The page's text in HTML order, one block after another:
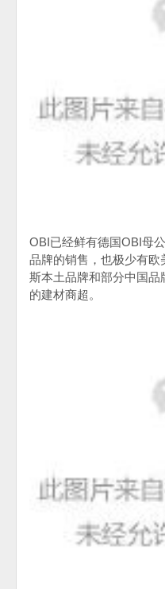
OBI已经鲜有德国OBI母
品牌的销售，也极少有欧
斯本土品牌和部分中国品
的建材商超。